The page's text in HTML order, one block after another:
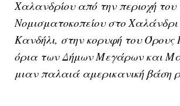
Χαλανδρίουαπό την περιοχή του
Νομισματοκοπείου στο Χαλάνδρι
Κανδήλι, στην κορυφή του
όρια των Δήμων Μεγάρων και
μιαν παλαιά αμερικανική βάση